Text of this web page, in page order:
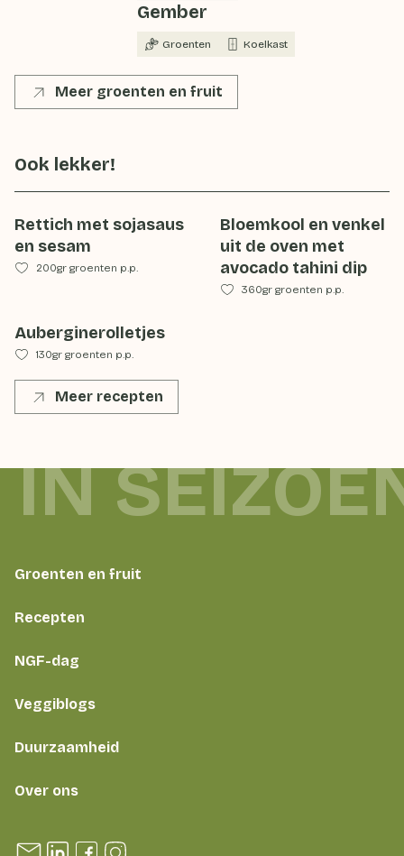
Gember
Groenten Koelkast
Meer groenten en fruit
Ook lekker!
Rettich met sojasaus
en sesam
200gr groenten p.p.
Bloemkool en venkel
uit de oven met
avocado tahini dip
360gr groenten p.p.
Auberginerolletjes
130gr groenten p.p.
Meer recepten
Groenten en fruit
Recepten
NGF-dag
Veggiblogs
Duurzaamheid
Over ons